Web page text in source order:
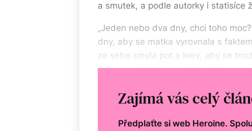
a smutek, a podle autorky i statisíce
„Jeden nebo dva dny, chci toho
dny, aby se matka vyrovnala s
ze sebe smyla pot a krev, aby se
nejbolestivější a nejnáročnější den v
Zajímá vás celý
Předplaťte si web Heroine.